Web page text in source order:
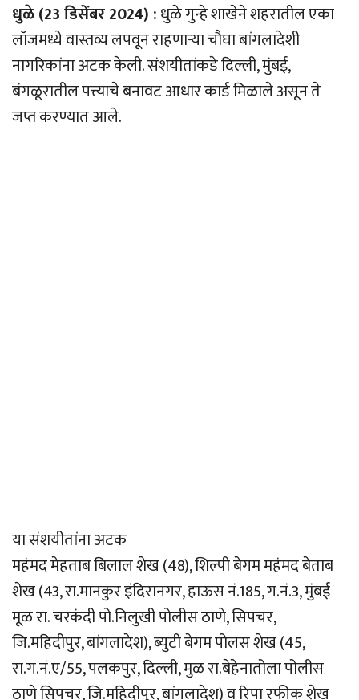
धुळे (23 डिसेंबर 2024) :धुळे गुन्हे शाखेने शहरातील एका
लॉजमध्ये वास्तव्य लपवून राहणार्‍या चौघा बांगलादेशी
नागरिकांना अटक केली. संशयीतांकडे दिल्ली, मुंबई,
बंगळूरातील पत्त्याचे बनावट आधार कार्ड मिळाले असून ते
जप्त करण्यात आले.
या संशयीतांना अटक
महंमद मेहताब बिलाल शेख (48), शिल्पी बेगम महंमद बेताब
शेख (43, रा.मानकुर इंदिरानगर, हाऊस नं.185, ग.नं.3, मुंबई
मूळ रा. चरकंदी पो.निलुखी पोलीस ठाणे, सिपचर,
जि.महिदीपुर, बांगलादेश), ब्युटी बेगम पोलस शेख (45,
रा.ग.नं.ए/55, पलकपुर, दिल्ली, मुळ रा.बेहेनातोला पोलीस
ठाणे सिपचर, जि.महिदीपुर, बांगलादेश) व रिपा रफीक शेख